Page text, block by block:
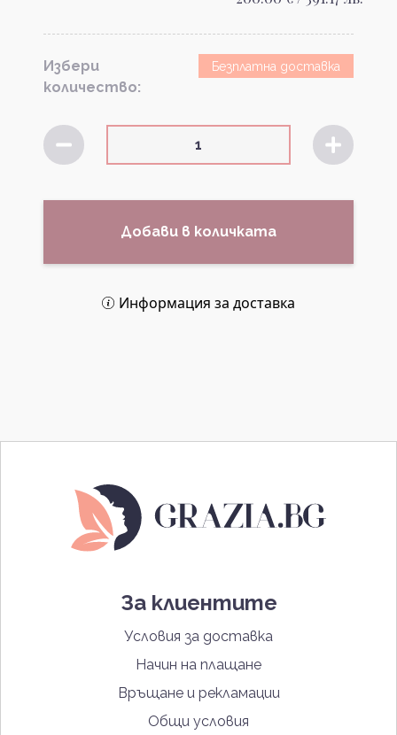
Избери
количество:
Безплатна доставка
Добави в количката
Информация за доставка
За клиентите
Условия за доставка
Начин на плащане
Връщане и рекламации
Общи условия